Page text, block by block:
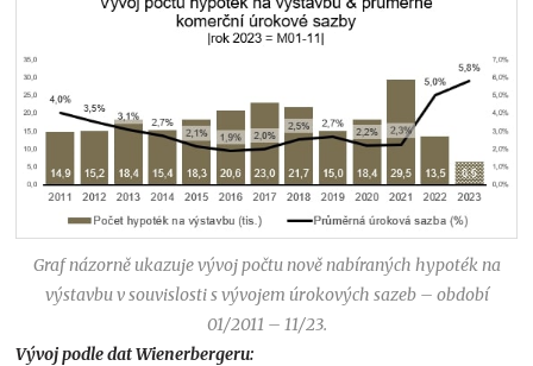
Graf názorně ukazuje vývoj počtu nově nabíraných hypoték na
výstavbu v souvislosti s vývojem úrokových sazeb – období
01/2011 – 11/23.
Vývoj podle dat Wienerbergeru: